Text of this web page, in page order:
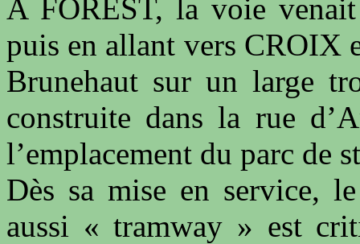
A FOREST, la voie
puis en allant vers CROIX
Brunehaut sur un large
construite dans la rue
l’emplacement du parc de
Dès sa mise en service,
aussi « tramway » est